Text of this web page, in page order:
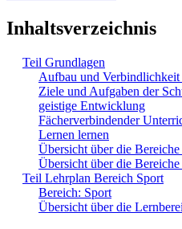
Inhaltsverzeichnis
Teil Grundlagen
Aufbau und Verbindlichkeit
Ziele und Aufgaben der
geistige Entwicklung
Fächerverbindender
Lernen lernen
Übersicht über die
Übersicht über die
Teil Lehrplan Bereich Sport
Bereich: Sport
Übersicht über die